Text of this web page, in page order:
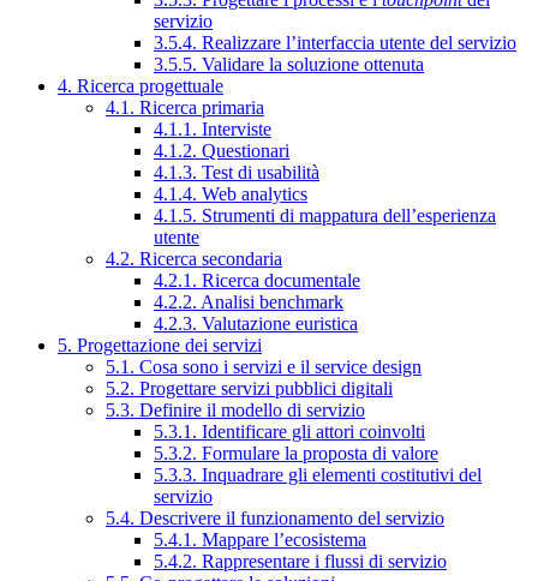
servizio
3.5.4. Realizzare l’interfaccia utente del servizio
3.5.5. Validare la soluzione ottenuta
4. Ricerca progettuale
4.1. Ricerca primaria
4.1.1. Interviste
4.1.2. Questionari
4.1.3. Test di usabilità
4.1.4. Web analytics
4.1.5. Strumenti di mappatura dell’esperienza
utente
4.2. Ricerca secondaria
4.2.1. Ricerca documentale
4.2.2. Analisi benchmark
4.2.3. Valutazione euristica
5. Progettazione dei servizi
5.1. Cosa sono i servizi e il service design
5.2. Progettare servizi pubblici digitali
5.3. Definire il modello di servizio
5.3.1. Identificare gli attori coinvolti
5.3.2. Formulare la proposta di valore
5.3.3. Inquadrare gli elementi costitutivi del
servizio
5.4. Descrivere il funzionamento del servizio
5.4.1. Mappare l’ecosistema
5.4.2. Rappresentare i flussi di servizio